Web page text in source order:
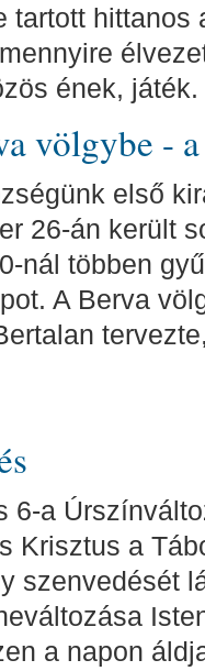
tartott
ének, játék.
völgybe -
első
26-án került
nál többen
A Berva
6-a
Krisztus a
szenvedését
a napon